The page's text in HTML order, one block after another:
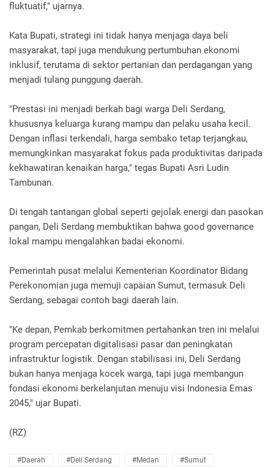
fluktuatif," ujarnya.
Kata Bupati, strategi ini tidak hanya menjaga daya beli
masyarakat, tapi juga mendukung pertumbuhan ekonomi
inklusif, terutama di sektor pertanian dan perdagangan yang
menjadi tulang punggung daerah.
"Prestasi ini menjadi berkah bagi warga Deli Serdang,
khususnya keluarga kurang mampu dan pelaku usaha kecil.
Dengan inflasi terkendali, harga sembako tetap terjangkau,
memungkinkan masyarakat fokus pada produktivitas daripada
kekhawatiran kenaikan harga," tegas Bupati Asri Ludin
Tambunan.
Di tengah tantangan global seperti gejolak energi dan pasokan
pangan, Deli Serdang membuktikan bahwa good governance
lokal mampu mengalahkan badai ekonomi.
Pemerintah pusat melalui Kementerian Koordinator Bidang
Perekonomian juga memuji capaian Sumut, termasuk Deli
Serdang, sebagai contoh bagi daerah lain.
"Ke depan, Pemkab berkomitmen pertahankan tren ini melalui
program percepatan digitalisasi pasar dan peningkatan
infrastruktur logistik. Dengan stabilisasi ini, Deli Serdang
bukan hanya menjaga kocek warga, tapi juga membangun
fondasi ekonomi berkelanjutan menuju visi Indonesia Emas
2045," ujar Bupati.
(RZ)
#Daerah #Deli Serdang #Medan #Sumut